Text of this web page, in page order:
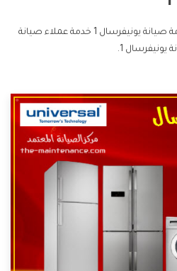
1 مركز خدمة صيانة يونيفرسال 1 خدمة عملاء صيانة